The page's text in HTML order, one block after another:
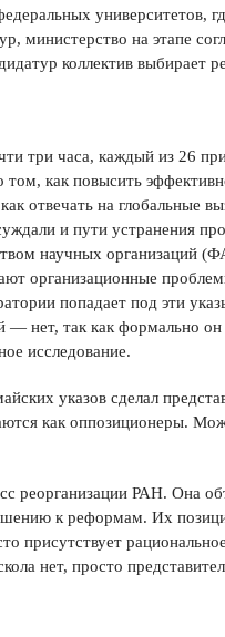
университетов,
министерство на этапе
коллектив выбирает
три часа, каждый из 26
том, как повысить
отвечать на глобальные
и пути устранения
научных организаций
организационные
попадает под эти
— нет, так как формально он
исследование.
указов сделал
как оппозиционеры.
реорганизации РАН. Она
к реформам. Их
присутствует
нет, просто